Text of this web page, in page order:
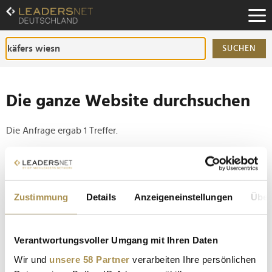
Zustimmung Details Anzeigeneinstellungen
Verantwortungsvoller Umgang mit Ihren Daten
Wir und unsere 58 Partner verarbeiten Ihre persönlichen
Zum
Inhalt
Zur
Fußzeilen-
Navigation
SUCHEN
Die ganze Website durchsuchen
Die Anfrage ergab 1 Treffer.
Tipp
Setzen Sie die gesuchten Wörter zwischen
Anführungszeichen: zb "Vorname Nachname".
Almauftrieb Summer Edition 2024: 700 VIP-Gäste
feiern in Tracht